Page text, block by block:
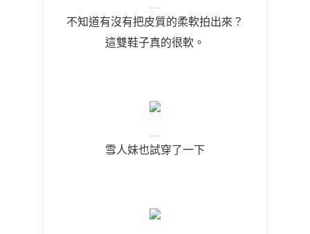
不知道有沒有把皮質的柔軟拍出來？
這雙鞋子真的很軟。
雪人妹也試穿了一下